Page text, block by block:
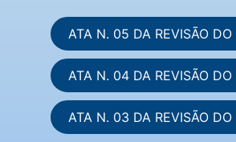
ATA N. 05 DA REVISÃO
ATA N. 04 DA REVISÃO
ATA N. 03 DA REVISÃO